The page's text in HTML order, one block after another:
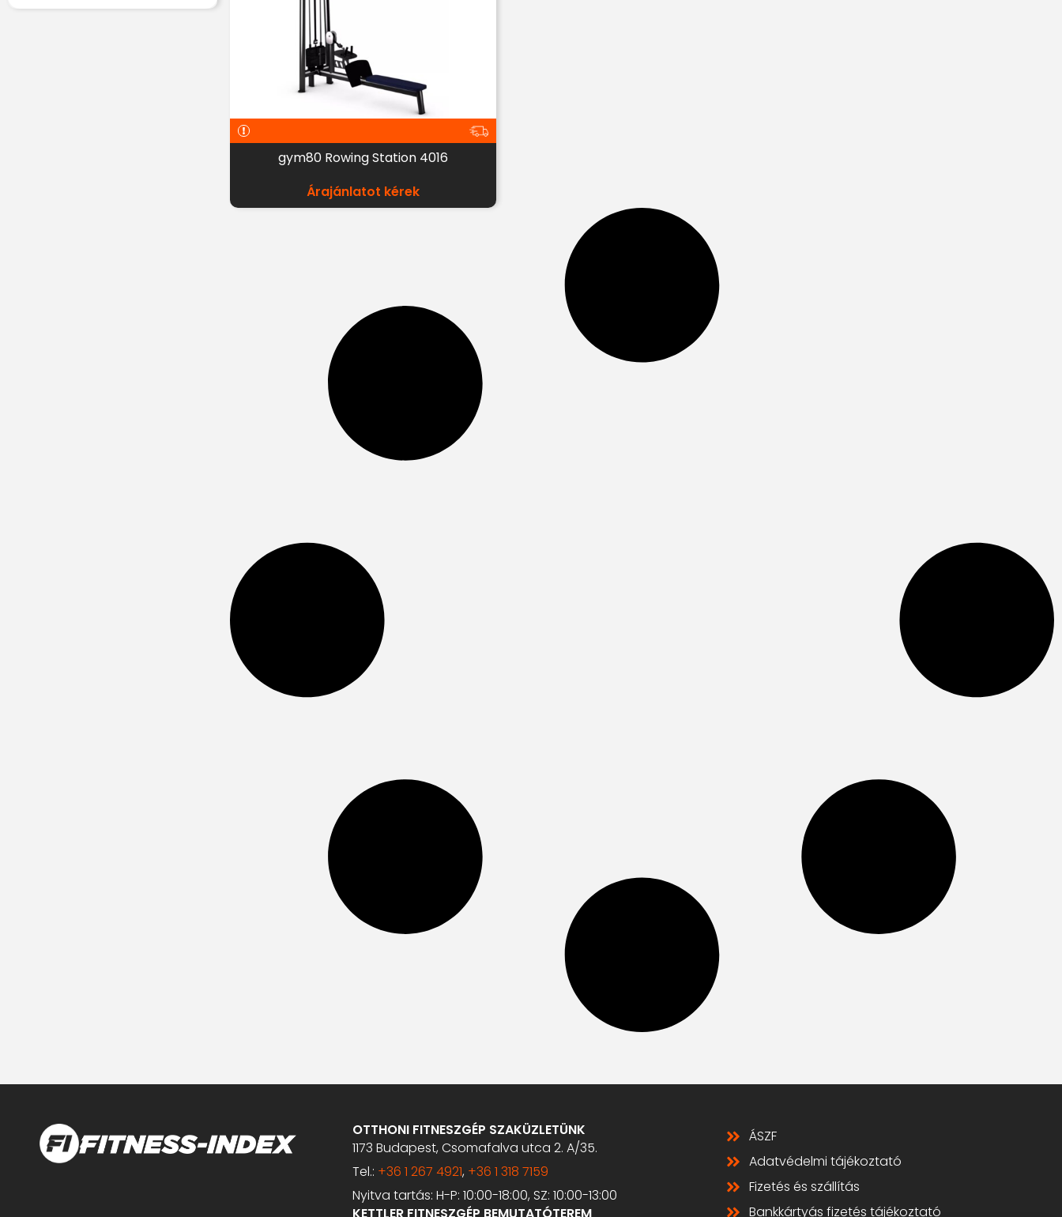
gym80 Rowing Station 4016
Árajánlatot kérek
OTTHONI FITNESZGÉP SZAKÜZLETÜNK
1173 Budapest, Csomafalva utca 2. A/35.
Tel.: +36 1 267 4921, +36 1 318 7159
Nyitva tartás: H-P: 10:00-18:00, SZ: 10:00-13:00
ÁSZF
Adatvédelmi tájékoztató
Fizetés és szállítás
Bankkártyás fizetés tájékoztató